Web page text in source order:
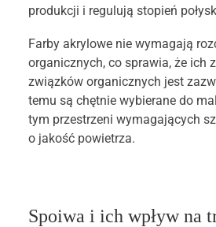
produkcji i regulują stopień
Farby akrylowe nie wymagają
organicznych, co sprawia, że ich
związków organicznych jest
temu są chętnie wybierane do
tym przestrzeni wymagających
o jakość powietrza.
Spoiwa i ich wpływ na